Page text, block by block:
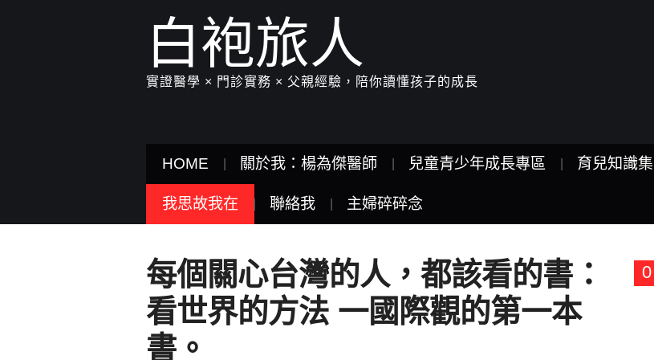
白袍旅人
實證醫學 × 門診實務 × 父親經驗，陪你讀懂孩子的成長
HOME 關於我：楊為傑醫師 兒童青少年成長專區 育兒知識集
我思故我在 聯絡我 主婦碎碎念
0
每個關心台灣的人，都該看的書：
看世界的方法 一國際觀的第一本
書。